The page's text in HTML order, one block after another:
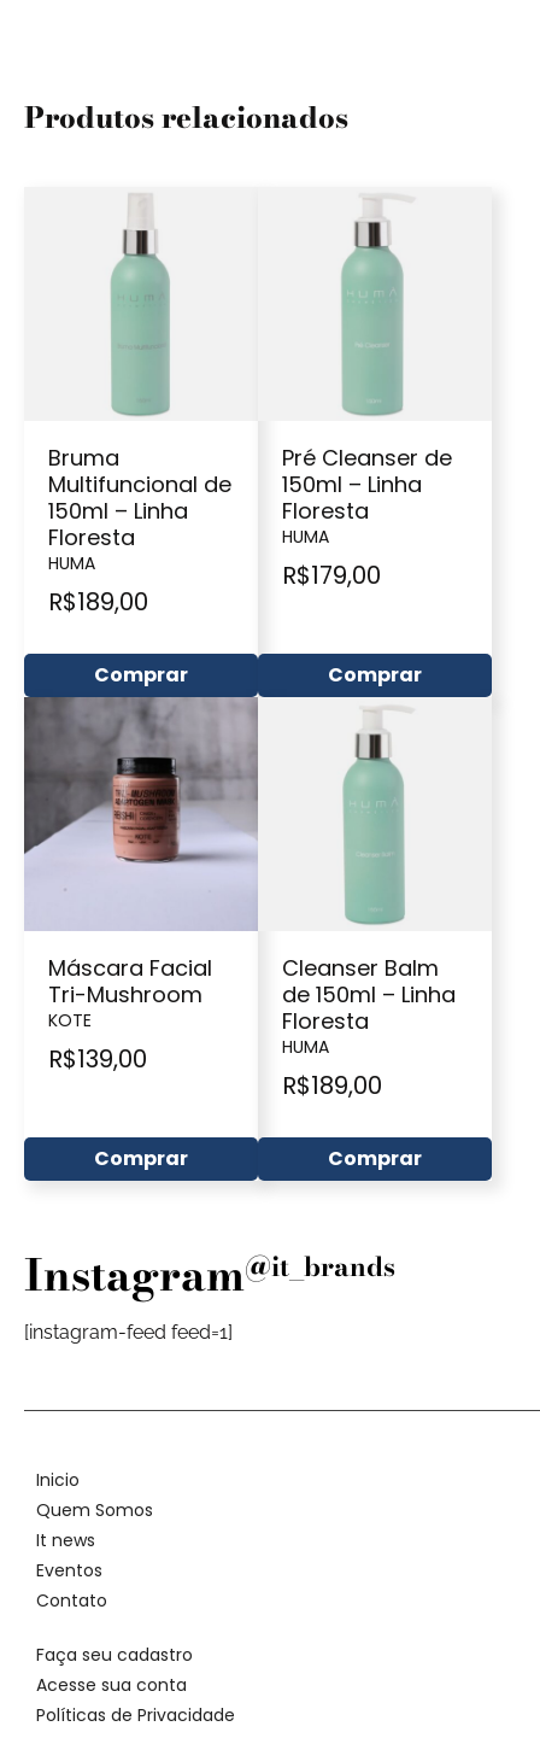
Produtos relacionados
Bruma
Multifuncional de
150ml – Linha
Floresta
HUMA
R$189,00
Comprar
Pré Cleanser de
150ml – Linha
Floresta
HUMA
R$179,00
Comprar
Máscara Facial
Tri-Mushroom
KOTE
R$139,00
Comprar
Cleanser Balm
de 150ml – Linha
Floresta
HUMA
R$189,00
Comprar
Instagram@it_brands
[instagram-feed feed=1]
Inicio
Quem Somos
It news
Eventos
Contato
Faça seu cadastro
Acesse sua conta
Políticas de Privacidade